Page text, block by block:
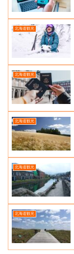
北海道観光
北海道観光
北海道観光
北海道観光
北海道観光